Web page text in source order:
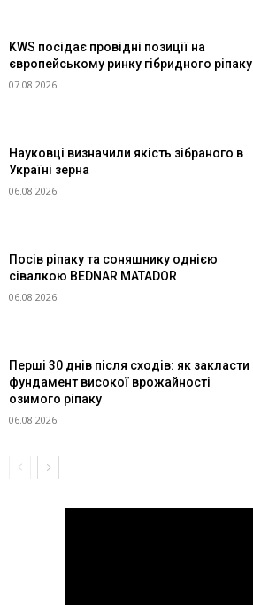
KWS посідає провідні позиції на
європейському ринку гібридного ріпаку
07.08.2026
Науковці визначили якість зібраного в
Україні зерна
06.08.2026
Посів ріпаку та соняшнику однією
сівалкою BEDNAR MATADOR
06.08.2026
Перші 30 днів після сходів: як закласти
фундамент високої врожайності
озимого ріпаку
06.08.2026